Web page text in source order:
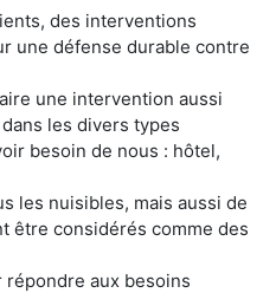
des interventions
une défense durable contre
une intervention aussi
les divers types
besoin de nous : hôtel,
les nuisibles, mais aussi de
être considérés comme des
aux besoins